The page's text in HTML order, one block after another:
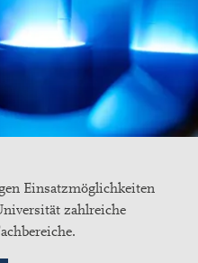
Einsatzmöglichkeiten
zahlreiche